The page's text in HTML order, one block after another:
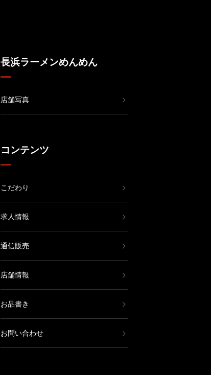
長浜ラーメンめんめん
店舗写真
コンテンツ
こだわり
求人情報
通信販売
店舗情報
お品書き
お問い合わせ